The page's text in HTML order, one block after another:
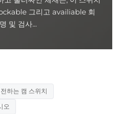
그리고 availiable 회
및 검사...
하는 캠 스위치
오